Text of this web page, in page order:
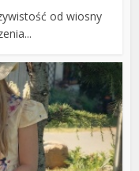
od wiosny